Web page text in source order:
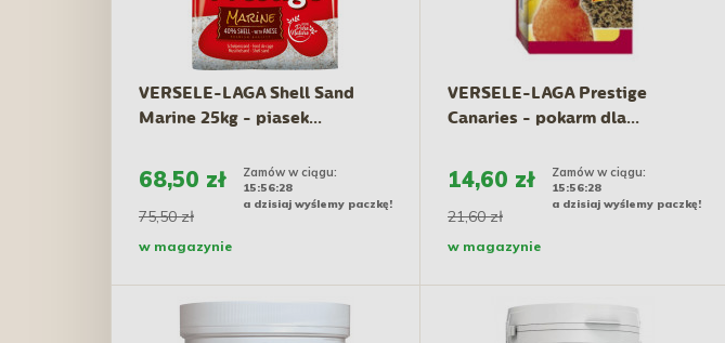
VERSELE-LAGA Shell Sand
Marine 25kg - piasek...
68,50 zł Zamów w ciągu:
15:56:27
a dzisiaj wyślemy paczkę!
75,50 zł
w magazynie
VERSELE-LAGA Prestige
Canaries - pokarm dla...
14,60 zł Zamów w ciągu:
15:56:27
a dzisiaj wyślemy paczkę!
21,60 zł
w magazynie